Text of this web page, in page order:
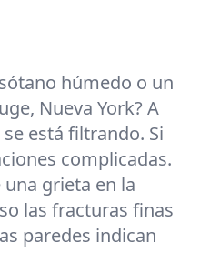
húmedo o un
Nueva York? A
está filtrando. Si
complicadas.
grieta en la
las fracturas finas
paredes indican